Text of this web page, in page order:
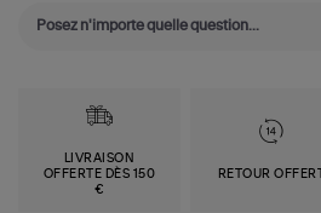
LIVRAISON
OFFERTE DÈS 150
€
RETOUR OFFERT